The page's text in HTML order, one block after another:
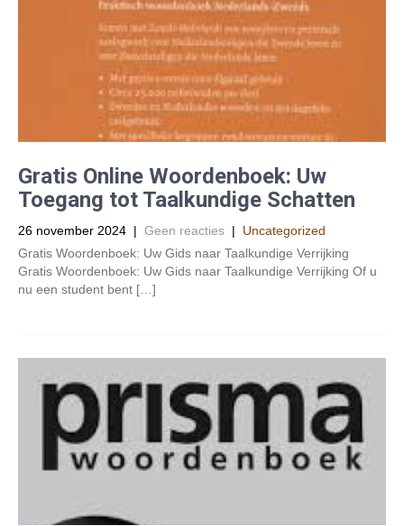
Gratis Online Woordenboek: Uw
Toegang tot Taalkundige Schatten
26 november 2024 | Geen reacties | Uncategorized
Gratis Woordenboek: Uw Gids naar Taalkundige Verrijking
Gratis Woordenboek: Uw Gids naar Taalkundige Verrijking Of u
nu een student bent […]